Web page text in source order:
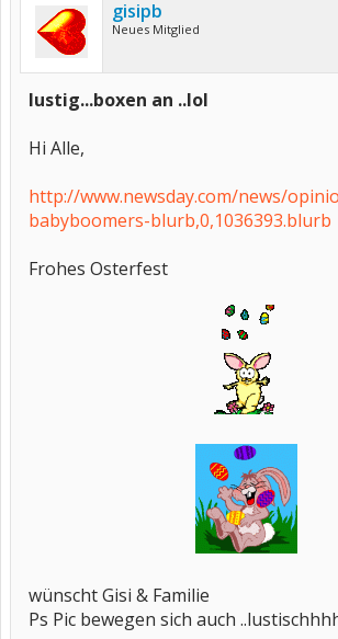
gisipb
Neues Mitglied
lustig...boxen an ..lol
Hi Alle,
http://www.newsday.com/news/
babyboomers-blurb,0,1036393.blurb
Frohes Osterfest
wünscht Gisi & Familie
Ps Pic bewegen sich auch